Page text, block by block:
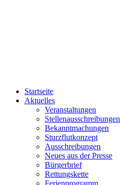
Startseite
Aktuelles
Veranstaltungen
Stellenausschreibungen
Bekanntmachungen
Sturzflutkonzept
Ausschreibungen
Neues aus der Presse
Bürgerbrief
Rettungskette
Ferienprogramm